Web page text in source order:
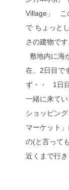
Village」 こ
で ちょっと
さの建物で
敷地内に海
在、2日目で
ず・・ 1日
一緒に来て
ショッピン
マーケット
の(と言って
近くまで行き